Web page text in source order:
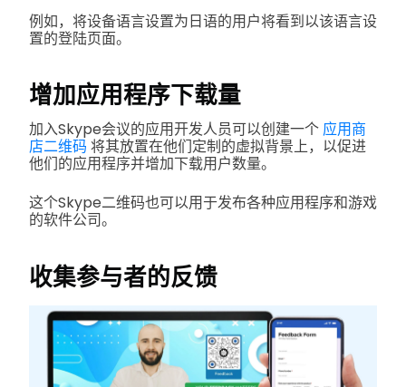
例如，将设备语言设置为日语的用户将看到以该语言设
置的登陆页面。
增加应用程序下载量
加入Skype会议的应用开发人员可以创建一个应用商
店二维码 将其放置在他们定制的虚拟背景上，以促进
他们的应用程序并增加下载用户数量。
这个Skype二维码也可以用于发布各种应用程序和游戏
的软件公司。
收集参与者的反馈